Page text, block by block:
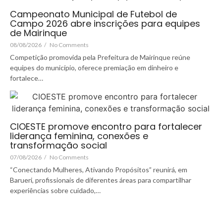
Campeonato Municipal de Futebol de
Campo 2026 abre inscrições para equipes
de Mairinque
08/08/2026 / No Comments
Competição promovida pela Prefeitura de Mairinque reúne
equipes do município, oferece premiação em dinheiro e
fortalece…
CIOESTE promove encontro para fortalecer
liderança feminina, conexões e
transformação social
07/08/2026 / No Comments
“Conectando Mulheres, Ativando Propósitos” reunirá, em
Barueri, profissionais de diferentes áreas para compartilhar
experiências sobre cuidado,…